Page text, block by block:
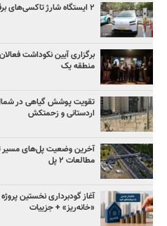
۲ ایستگاه شارژ تاکسی‌های برقی در آستانه بهره‌برداری
برگزاری آیین نکوداشت
منطقه یک
تقویت پوشش گیاهی در
اردستانی و زحمتکش
مطالعات ۲ پل
آغاز گودبرداری نخستین
«خانه‌ریز» + جزییات